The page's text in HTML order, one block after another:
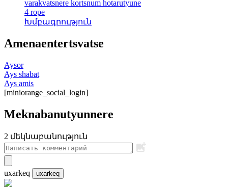
varakvatsnere kortsnum hotarutyune
4 rope
Խմբագրություն
Amenaentertsvatse
Aysor
Ays shabat
Ays amis
[miniorange_social_login]
Meknabanutyunnere
2 մեկնաբանություն
uxarkeq uxarkeq